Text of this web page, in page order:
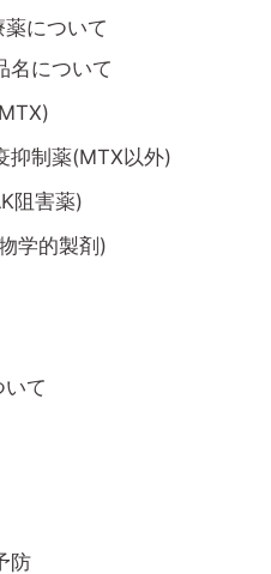
について
名について
抑制薬(MTX以外)
阻害薬)
学的製剤)
て
防